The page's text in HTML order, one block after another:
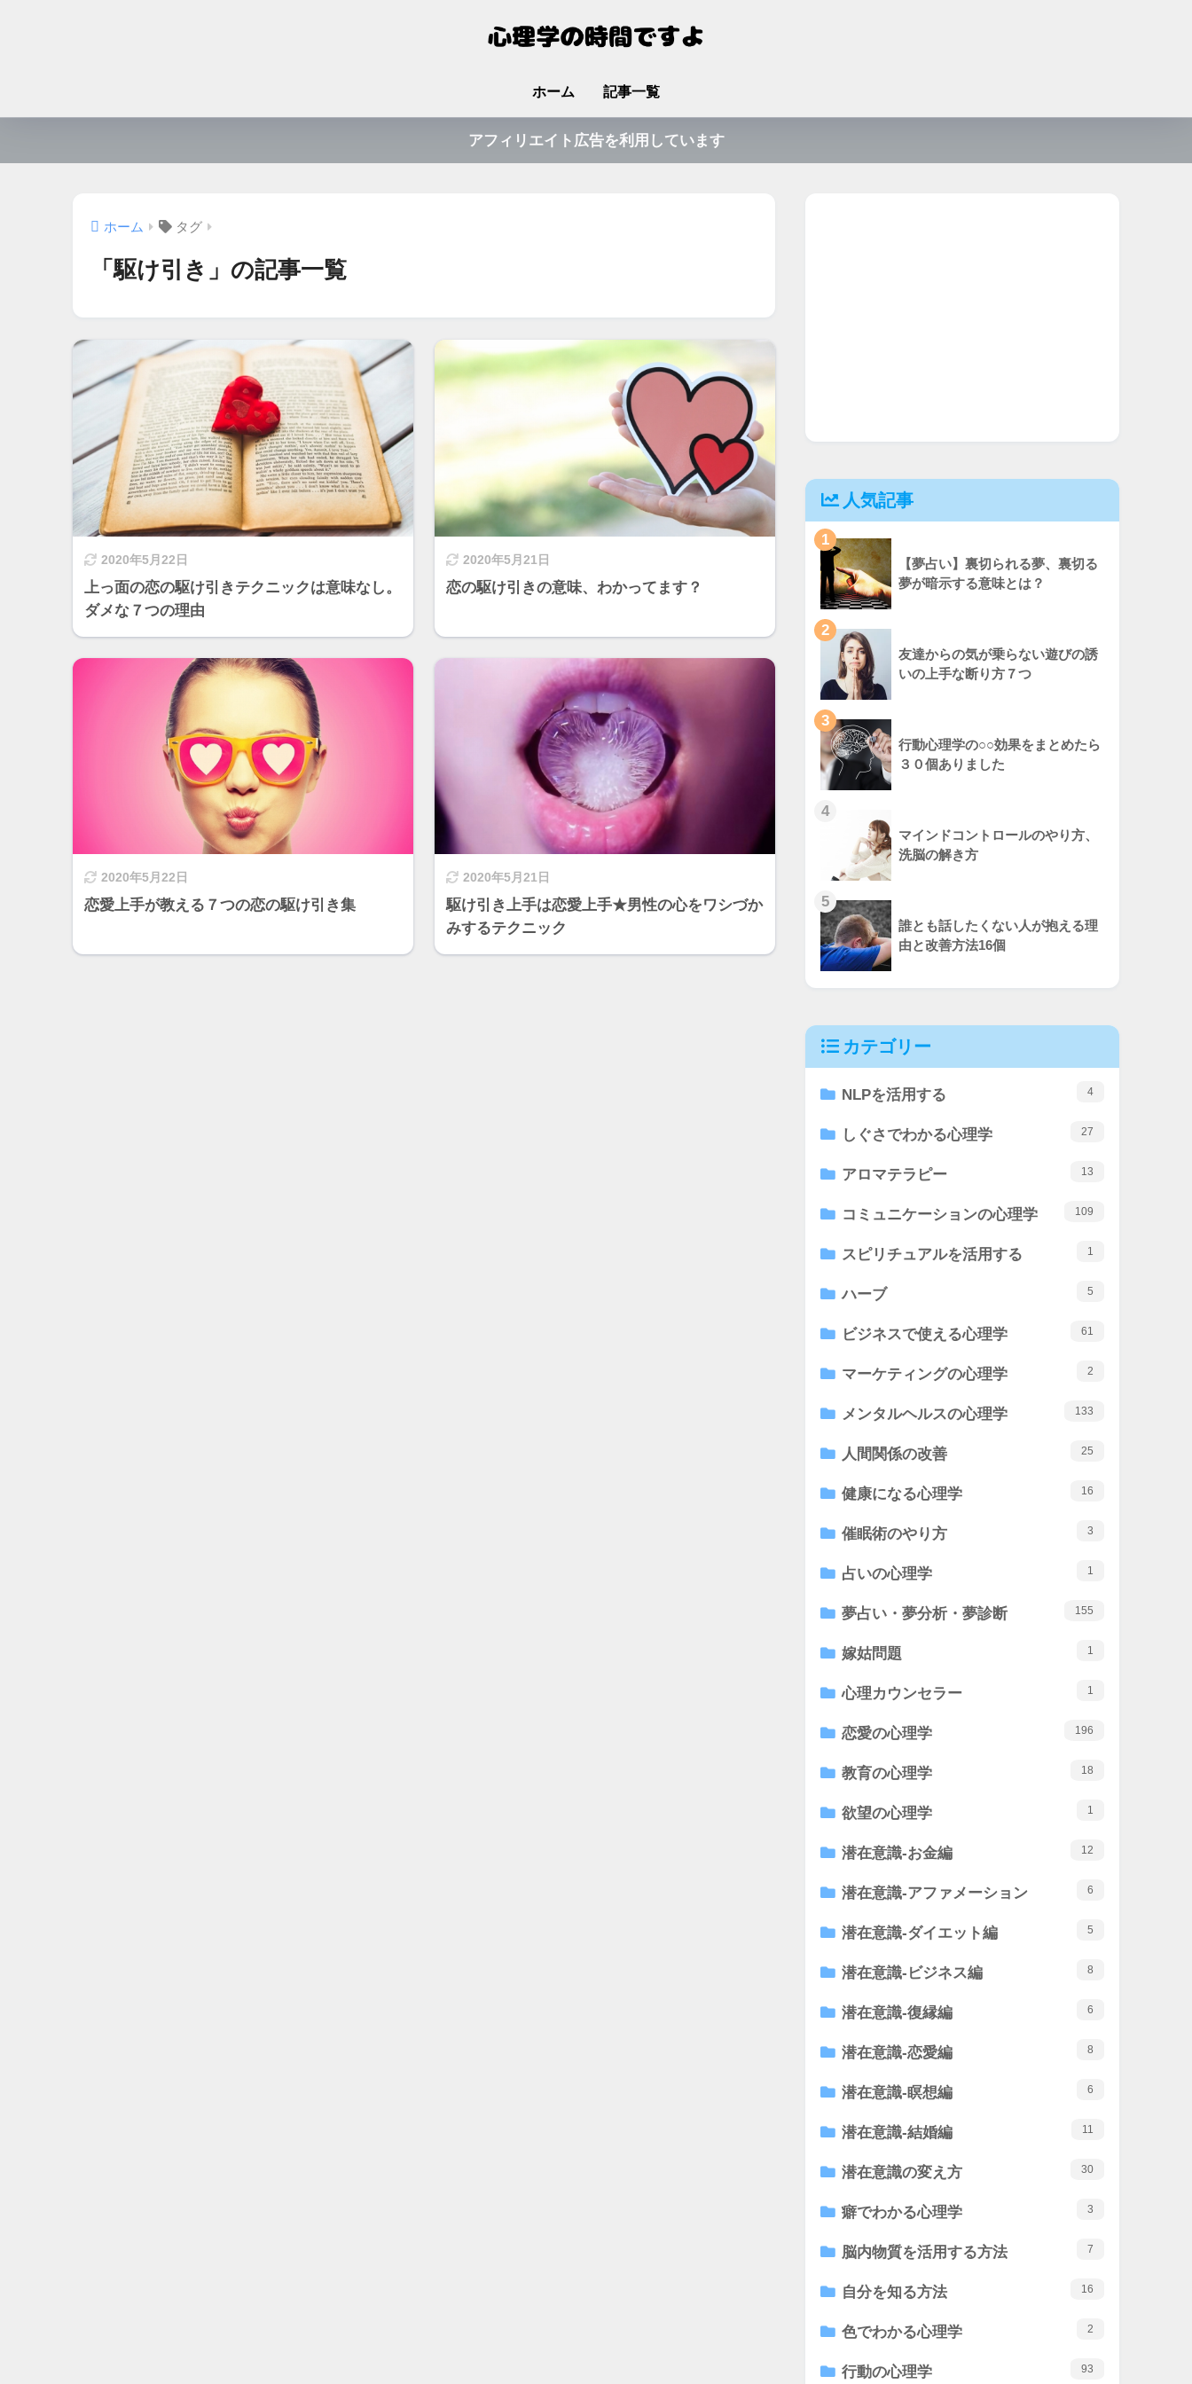
ホーム 記事一覧
アフィリエイト広告を利用しています
ホーム タグ
「駆け引き」の記事一覧
2020年5月22日
上っ面の恋の駆け引きテクニックは意味なし。
ダメな７つの理由
2020年5月21日
恋の駆け引きの意味、わかってます？
2020年5月22日
恋愛上手が教える７つの恋の駆け引き集
2020年5月21日
駆け引き上手は恋愛上手★男性の心をワシづか
みするテクニック
人気記事
1
【夢占い】裏切られる夢、裏切る
夢が暗示する意味とは？
2
友達からの気が乗らない遊びの誘
いの上手な断り方７つ
3
行動心理学の○○効果をまとめたら
３０個ありました
4
マインドコントロールのやり方、
洗脳の解き方
5
誰とも話したくない人が抱える理
由と改善方法16個
カテゴリー
NLPを活用する 4
しぐさでわかる心理学 27
アロマテラピー 13
コミュニケーションの心理学 109
スピリチュアルを活用する 1
ハーブ 5
ビジネスで使える心理学 61
マーケティングの心理学 2
メンタルヘルスの心理学 133
人間関係の改善 25
健康になる心理学 16
催眠術のやり方 3
占いの心理学 1
夢占い・夢分析・夢診断 155
嫁姑問題 1
心理カウンセラー 1
恋愛の心理学 196
教育の心理学 18
欲望の心理学 1
潜在意識-お金編 12
潜在意識-アファメーション 6
潜在意識-ダイエット編 5
潜在意識-ビジネス編 8
潜在意識-復縁編 6
潜在意識-恋愛編 8
潜在意識-瞑想編 6
潜在意識-結婚編 11
潜在意識の変え方 30
癖でわかる心理学 3
脳内物質を活用する方法 7
自分を知る方法 16
色でわかる心理学 2
行動の心理学 93